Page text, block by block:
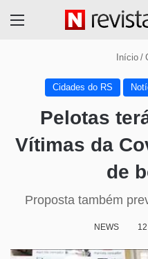
Início /
Cidades do RS
Pelotas
Vítimas da
de
Proposta também
NEWS